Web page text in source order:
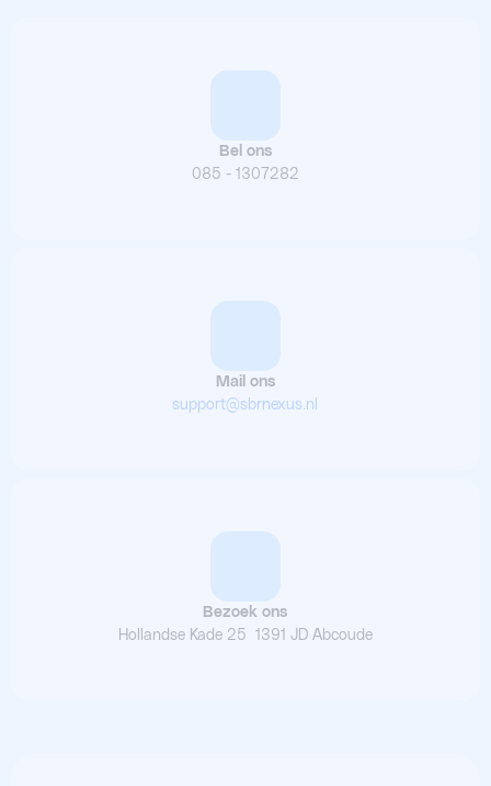
Bel ons
085 - 1307282
Mail ons
support@sbrnexus.nl
Bezoek ons
Hollandse Kade 25 1391 JD Abcoude